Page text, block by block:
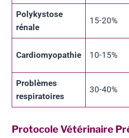
Polykystose
rénale
15-20%
Cardiomyopathie 10-15%
Problèmes
respiratoires
30-40%
Protocole Vétérinaire